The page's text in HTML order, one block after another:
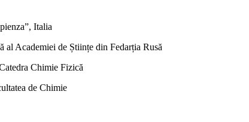
Italia
Academiei de Științe din Fedarția Rusă
Chimie Fizică
de Chimie